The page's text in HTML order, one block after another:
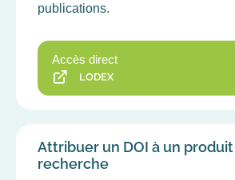
publications.
Accès direct
LODEX
Attribuer un DOI à un
recherche